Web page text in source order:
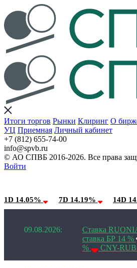
Итоги торгов Рынки Клиринг О
УЦ Приемная Личный кабинет
+7 (812) 655-74-00
info@spvb.ru
© АО СПВБ 2016-2026. Все права
Войти
1D 14.05% 7D 14.19% 14D
09.08.2026: Ставка
ставка БР 14 %
%
CNY-